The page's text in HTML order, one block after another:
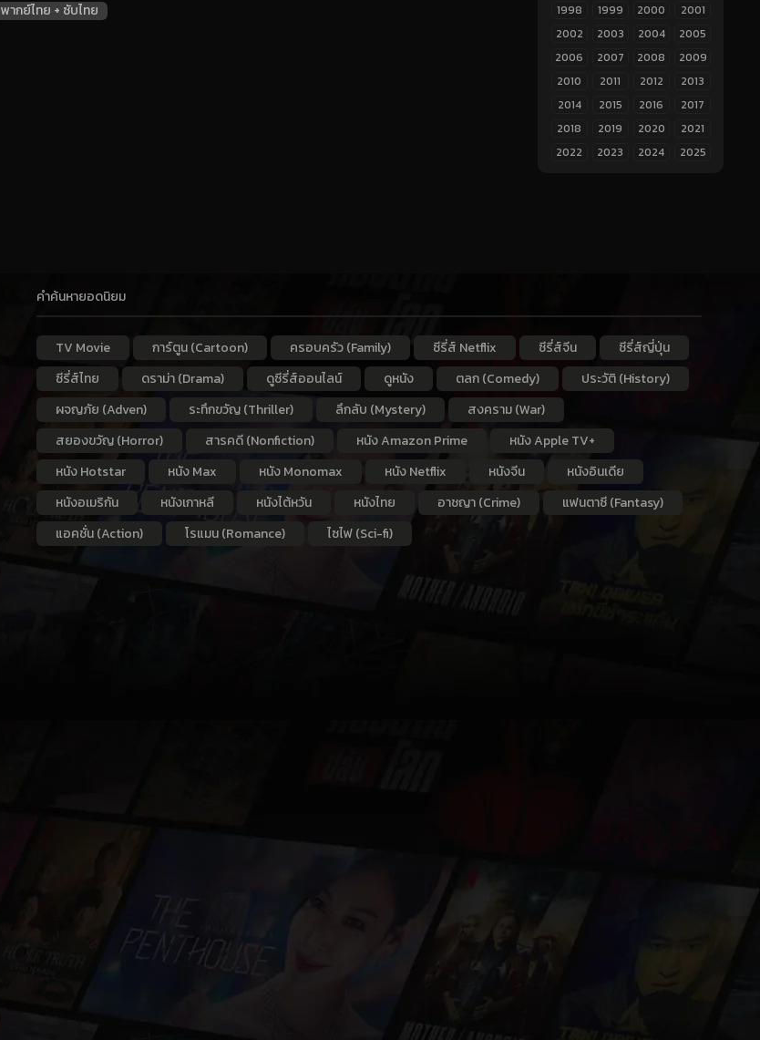
พากย์ไทย + ซับไทย
1998
1999 2000
2001
2002
2003 2004
2005
2006
2007 2008
2009
2010
2011 2012
2013
2014
2015 2016
2017
2018
2019 2020
2021
2022
2023 2024 2025
คำค้นหายอดนิยม
TV Movie การ์ตูน (Cartoon) ครอบครัว (Family) ซีรี่ส์ Netflix ซีรี่ส์จีน
ซีรี่ส์ญี่ปุ่น
ซีรี่ส์ไทย
ดราม่า (Drama) ดูซีรี่ส์ออนไลน์ ดูหนัง ตลก (Comedy)
ประวัติ (History)
ผจญภัย (Adven)
ระทึกขวัญ (Thriller) ลึกลับ (Mystery)
สงคราม (War)
สยองขวัญ (Horror)
สารคดี (Nonfiction) หนัง Amazon Prime
หนัง Apple TV+
หนัง Hotstar
หนัง Max หนัง Monomax หนัง Netflix หนังจีน
หนังอินเดีย
หนังอเมริกัน
หนังเกาหลี หนังไต้หวัน หนังไทย อาชญา (Crime)
แฟนตาซี (Fantasy)
แอคชั่น (Action)
โรแมน (Romance) ไซไฟ (Sci-fi)